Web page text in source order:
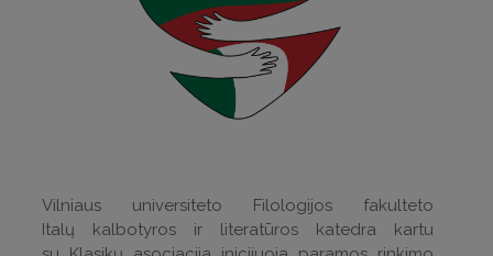
Vilniaus universiteto Filologijos fakulteto
Italų kalbotyros ir literatūros katedra kartu